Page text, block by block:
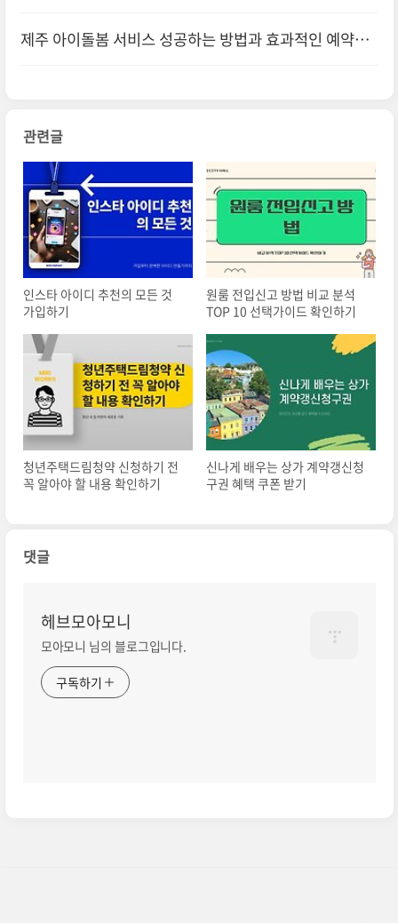
제주 아이돌봄 서비스 성공하는 방법과 효과적인 예약하
관련글
인스타 아이디 추천의 모든 것
가입하기
원룸 전입신고 방법 비교 분석
TOP 10 선택가이드 확인하기
청년주택드림청약 신청하기 전
꼭 알아야 할 내용 확인하기
신나게 배우는 상가 계약갱신청
구권 혜택 쿠폰 받기
댓글
헤브모아모니
모아모니 님의 블로그입니다.
구독하기